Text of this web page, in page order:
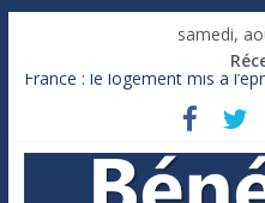
samedi,
France : le logement mis à
Des milliards de dollars de
Royaume-Uni : Andy Burnham
Xavier Niel, le milliardaire qui